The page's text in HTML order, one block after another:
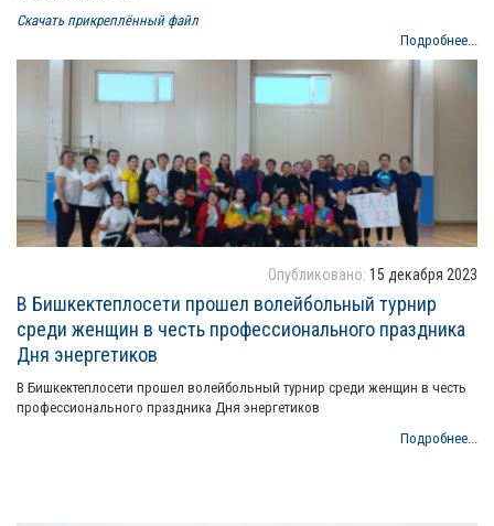
Скачать прикреплённый файл
Подробнее...
Опубликовано: 15 декабря 2023
В Бишкектеплосети прошел волейбольный турнир
среди женщин в честь профессионального праздника
Дня энергетиков
В Бишкектеплосети прошел волейбольный турнир среди женщин в честь
профессионального праздника Дня энергетиков
Подробнее...